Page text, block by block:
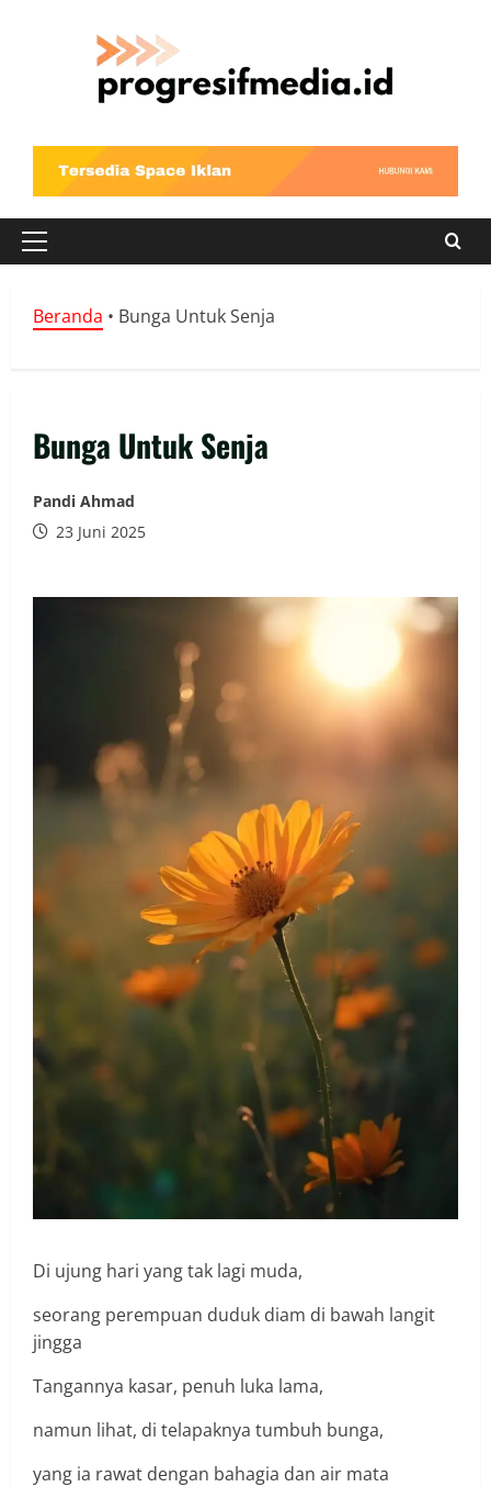
Primary
Beranda • Bunga Untuk Senja
Bunga Untuk Senja
Pandi Ahmad
23 Juni 2025
Di ujung hari yang tak lagi muda,
seorang perempuan duduk diam di bawah langit
jingga
Tangannya kasar, penuh luka lama,
namun lihat, di telapaknya tumbuh bunga,
yang ia rawat dengan bahagia dan air mata